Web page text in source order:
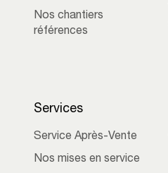
Nos chantiers
références
Services
Service Après-Vente
Nos mises en service